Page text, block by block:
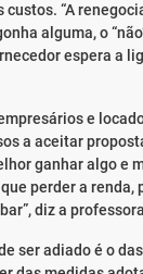
“A
alguma, o
espera a
e
a aceitar
ganhar algo e
perder a renda,
diz a
ser adiado é o